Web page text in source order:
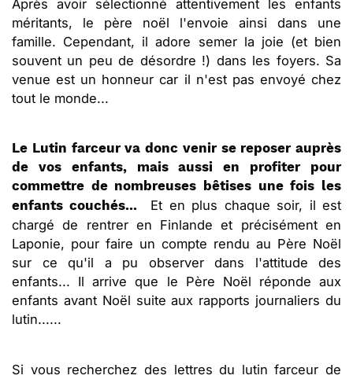
Après avoir sélectionné attentivement les enfants
méritants, le père noël l'envoie ainsi dans une
famille. Cependant, il adore semer la joie (et bien
souvent un peu de désordre !) dans les foyers. Sa
venue est un honneur car il n'est pas envoyé chez
tout le monde...
Le Lutin farceur va donc venir se reposer auprès
de vos enfants, mais aussi en profiter pour
commettre de nombreuses bêtises une fois les
enfants couchés...
Et en plus chaque soir, il est
chargé de rentrer en Finlande et précisément en
Laponie, pour faire un compte rendu au Père Noël
sur ce qu'il a pu observer dans l'attitude des
enfants... Il arrive que le Père Noël réponde aux
enfants avant Noël suite aux rapports journaliers du
lutin......
Si vous recherchez des lettres du lutin farceur de